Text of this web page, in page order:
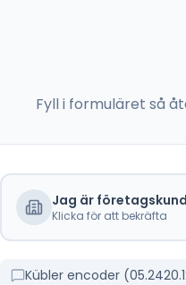
Fyll i formuläret så
Jag är företagskund
Klicka för att bekräfta
Kübler encoder